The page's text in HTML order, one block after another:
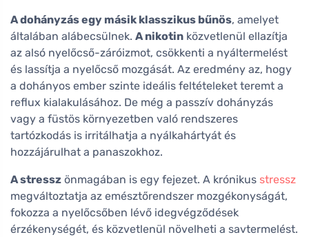
A dohányzás egy másik klasszikus bűnös, amelyet
általában alábecsülnek. A nikotin közvetlenül ellazítja
az alsó nyelőcső-záróizmot, csökkenti a nyáltermelést
és lassítja a nyelőcső mozgását. Az eredmény az, hogy
a dohányos ember szinte ideális feltételeket teremt a
reflux kialakulásához. De még a passzív dohányzás
vagy a füstös környezetben való rendszeres
tartózkodás is irritálhatja a nyálkahártyát és
hozzájárulhat a panaszokhoz.
A stressz önmagában is egy fejezet. A krónikus stressz
megváltoztatja az emésztőrendszer mozgékonyságát,
fokozza a nyelőcsőben lévő idegvégződések
érzékenységét, és közvetlenül növelheti a savtermelést.